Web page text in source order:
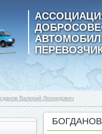
Валерий Леонидович